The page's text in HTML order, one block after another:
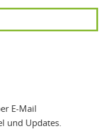
E-Mail
und Updates.